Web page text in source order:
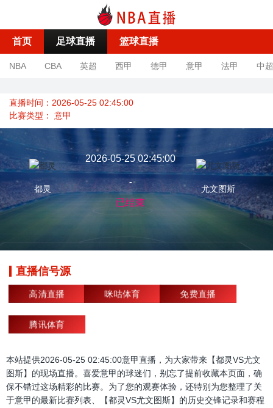
首页 足球直播 篮球直播
NBA CBA 英超 西甲 德甲 意甲 法甲 中超
直播时间：2026-05-25 02:45:00
比赛类型： 意甲
都灵
2026-05-25 02:45:00
-
已结束
尤文图斯
直播信号源
高清直播 咪咕体育 免费直播
腾讯体育
本站提供2026-05-25 02:45:00意甲直播，为大家带来【都灵VS尤文
图斯】的现场直播。喜爱意甲的球迷们，别忘了提前收藏本页面，确
保不错过这场精彩的比赛。为了您的观赛体验，还特别为您整理了关
于意甲的最新比赛列表、【都灵VS尤文图斯】的历史交锋记录和赛程